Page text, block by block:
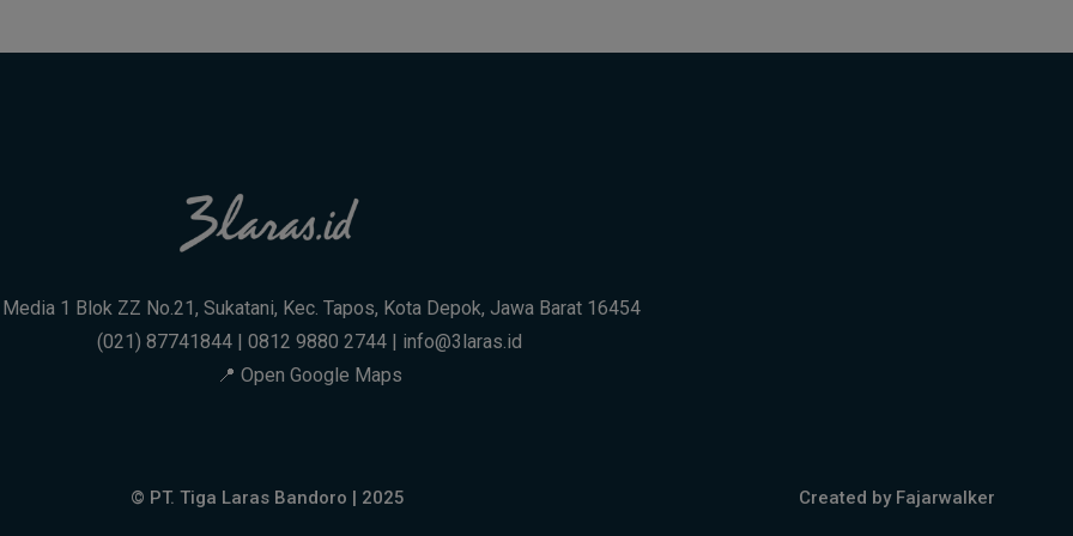
1 Blok ZZ No.21, Sukatani, Kec. Tapos, Kota Depok, Jawa Barat 16454
(021) 87741844 | 0812 9880 2744 | info@3laras.id
📍 Open Google Maps
© PT. Tiga Laras Bandoro | 2025 Created by Fajarwalker